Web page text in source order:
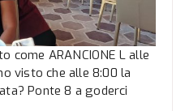
come ARANCIONE L alle
visto che alle 8:00 la
Ponte 8 a goderci